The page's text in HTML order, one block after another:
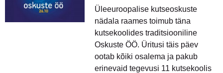
Üleeuroopalise kutseoskuste
nädala raames toimub täna
kutsekoolides traditsiooniline
Oskuste ÖÖ. Üritusi täis päev
ootab kõiki osalema ja pakub
erinevaid tegevusi 11 kutsekoolis